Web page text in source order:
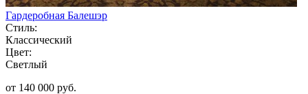
Гардеробная Балешэр
Стиль:
Классический
Цвет:
Светлый
от 140 000 руб.